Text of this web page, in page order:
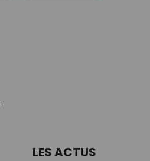
LES ACTUS